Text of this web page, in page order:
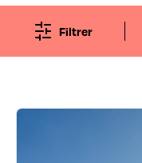
Filtrer